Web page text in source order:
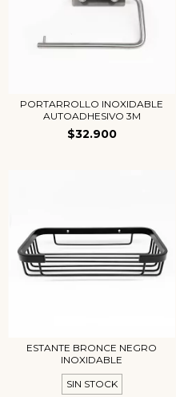
PORTARROLLO INOXIDABLE
AUTOADHESIVO 3M
$32.900
ESTANTE BRONCE NEGRO
INOXIDABLE
SIN STOCK